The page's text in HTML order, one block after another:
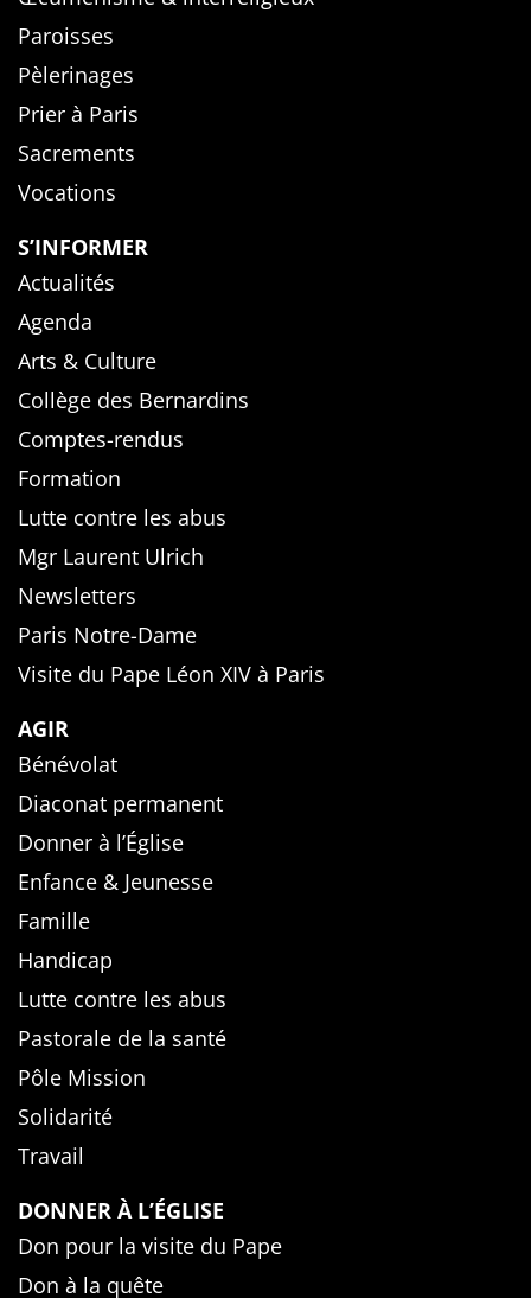
Paroisses
Pèlerinages
Prier à Paris
Sacrements
Vocations
S’INFORMER
Actualités
Agenda
Arts & Culture
Collège des Bernardins
Comptes-rendus
Formation
Lutte contre les abus
Mgr Laurent Ulrich
Newsletters
Paris Notre-Dame
Visite du Pape Léon XIV à Paris
AGIR
Bénévolat
Diaconat permanent
Donner à l’Église
Enfance & Jeunesse
Famille
Handicap
Lutte contre les abus
Pastorale de la santé
Pôle Mission
Solidarité
Travail
DONNER À L’ÉGLISE
Don pour la visite du Pape
Don à la quête